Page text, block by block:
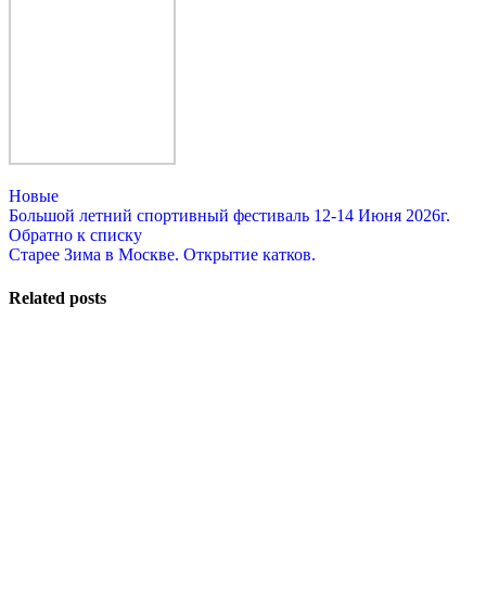
Новые
Большой летний спортивный фестиваль 12-14 Июня 2026г.
Обратно к списку
Старее Зима в Москве. Открытие катков.
Related posts